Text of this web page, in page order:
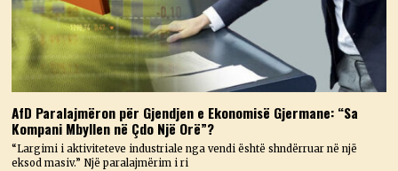
AfD Paralajmëron për Gjendjen e Ekonomisë Gjermane: “Sa
Kompani Mbyllen në Çdo Një Orë”?
“Largimi i aktiviteteve industriale nga vendi është shndërruar në një
eksod masiv.” Një paralajmërim i ri